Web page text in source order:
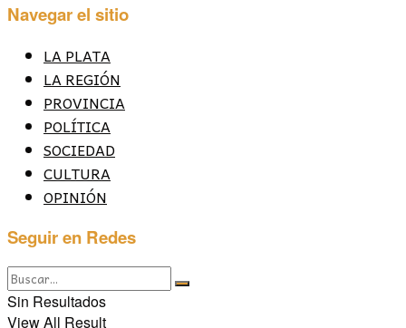
Navegar el sitio
LA PLATA
LA REGIÓN
PROVINCIA
POLÍTICA
SOCIEDAD
CULTURA
OPINIÓN
Seguir en Redes
Sin Resultados
View All Result